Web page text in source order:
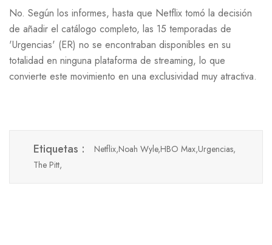
No. Según los informes, hasta que Netflix tomó la decisión
de añadir el catálogo completo, las 15 temporadas de
'Urgencias' (ER) no se encontraban disponibles en su
totalidad en ninguna plataforma de streaming, lo que
convierte este movimiento en una exclusividad muy atractiva.
Etiquetas : Netflix,Noah Wyle,HBO Max,Urgencias,
The Pitt,